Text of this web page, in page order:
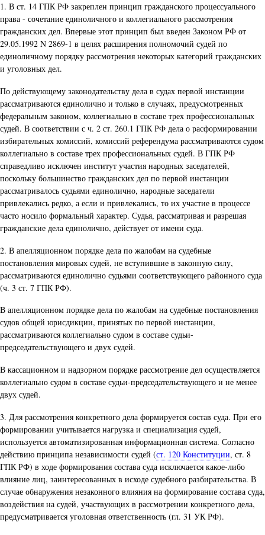
1. В ст. 14 ГПК РФ закреплен принцип гражданского процессуального
права - сочетание единоличного и коллегиального рассмотрения
гражданских дел. Впервые этот принцип был введен Законом РФ от
29.05.1992 N 2869-1 в целях расширения полномочий судей по
единоличному порядку рассмотрения некоторых категорий гражданских
и уголовных дел.
По действующему законодательству дела в судах первой инстанции
рассматриваются единолично и только в случаях, предусмотренных
федеральным законом, коллегиально в составе трех профессиональных
судей. В соответствии с ч. 2 ст. 260.1 ГПК РФ дела о расформировании
избирательных комиссий, комиссий референдума рассматриваются судом
коллегиально в составе трех профессиональных судей. В ГПК РФ
справедливо исключен институт участия народных заседателей,
поскольку большинство гражданских дел по первой инстанции
рассматривалось судьями единолично, народные заседатели
привлекались редко, а если и привлекались, то их участие в процессе
часто носило формальный характер. Судья, рассматривая и разрешая
гражданские дела единолично, действует от имени суда.
2. В апелляционном порядке дела по жалобам на судебные
постановления мировых судей, не вступившие в законную силу,
рассматриваются единолично судьями соответствующего районного суда
(ч. 3 ст. 7 ГПК РФ).
В апелляционном порядке дела по жалобам на судебные постановления
судов общей юрисдикции, принятых по первой инстанции,
рассматриваются коллегиально судом в составе судьи-
председательствующего и двух судей.
В кассационном и надзорном порядке рассмотрение дел осуществляется
коллегиально судом в составе судьи-председательствующего и не менее
двух судей.
3. Для рассмотрения конкретного дела формируется состав суда. При его
формировании учитывается нагрузка и специализация судей,
используется автоматизированная информационная система. Согласно
действию принципа независимости судей (ст. 120 Конституции, ст. 8
ГПК РФ) в ходе формирования состава суда исключается какое-либо
влияние лиц, заинтересованных в исходе судебного разбирательства. В
случае обнаружения незаконного влияния на формирование состава суда,
воздействия на судей, участвующих в рассмотрении конкретного дела,
предусматривается уголовная ответственность (гл. 31 УК РФ).